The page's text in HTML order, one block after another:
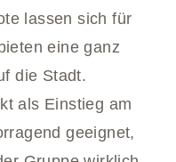
lassen sich für
eine ganz
die Stadt.
als Einstieg am
geeignet,